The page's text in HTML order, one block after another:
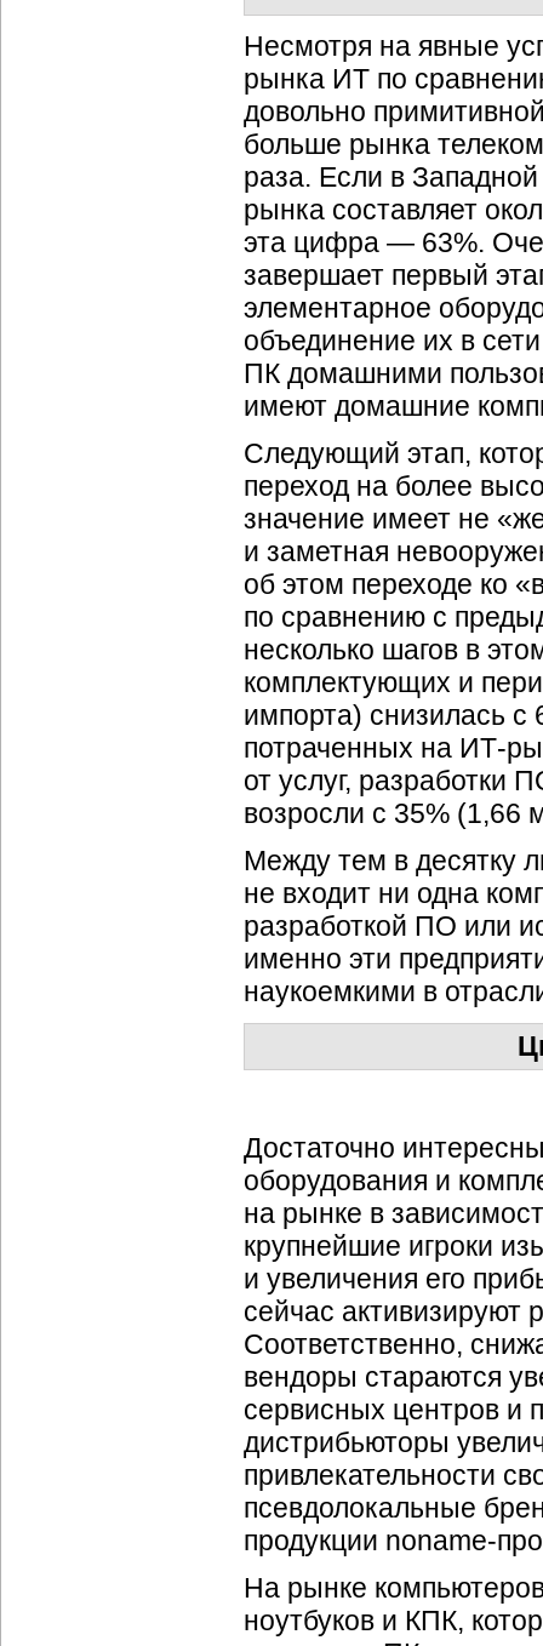
Несмотря на явные
рынка ИТ по
довольно
больше рынка
раза. Если в
рынка составляет
эта цифра — 63%.
завершает первый
элементарное
объединение их в
ПК домашними
имеют домашние
Следующий этап,
переход на более
значение имеет не
и заметная
об этом переходе ко
по сравнению с
несколько шагов в
комплектующих и
импорта) снизилась с
потраченных на ИТ-
от услуг, разработки
возросли с 35% (1,66
Между тем в десятку
не входит ни одна
разработкой ПО или
именно эти
наукоемкими в
Достаточно
оборудования и
на рынке в
крупнейшие игроки
и увеличения его
сейчас активизируют
Соответственно,
вендоры стараются
сервисных центров и
дистрибьюторы
привлекательности
псевдолокальные
продукции noname-
На рынке
ноутбуков и КПК,